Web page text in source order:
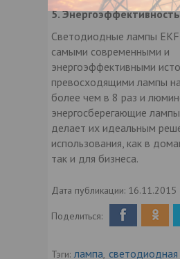
5. Энергоэффективность
Светодиодные лампы EKF
самыми современными и
энергоэффективными
превосходящими лампы
более чем в 8 раз и
энергосберегающие
делает их идеальным
использования, как в
так и для бизнеса.
Дата публикации: 16.11.2015
Поделиться:
Тэги: лампа,